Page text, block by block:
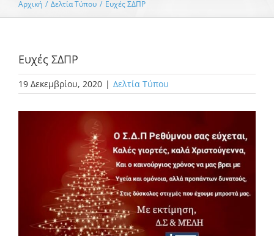
Αρχική / Δελτία Τύπου / Ευχές ΣΔΠΡ
Ευχές ΣΔΠΡ
19 Δεκεμβρίου, 2020 | Δελτία Τύπου